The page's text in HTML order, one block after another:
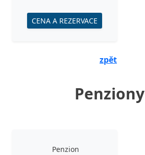
CENA A REZERVACE
zpět
Penziony
Penzion